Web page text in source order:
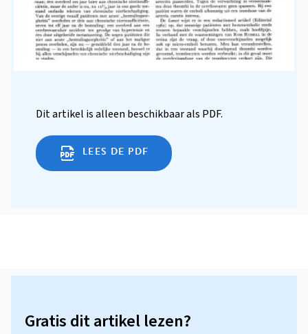
Dit artikel is alleen beschikbaar als PDF.
LEES DE PDF
Gratis dit artikel lezen?